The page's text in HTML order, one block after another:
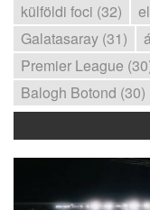
külföldi foci (32)
Galatasaray (31)
Premier League
Balogh Botond (30)